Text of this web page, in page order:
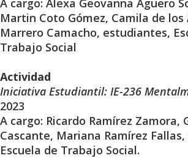
A cargo: Alexa Geovanna Agüero
Martin Coto Gómez, Camila de los
Marrero Camacho, estudiantes,
Trabajo Social
Actividad
Iniciativa Estudiantil: IE-236
2023
A cargo: Ricardo Ramírez Zamora,
Cascante, Mariana Ramírez
Escuela de Trabajo Social.